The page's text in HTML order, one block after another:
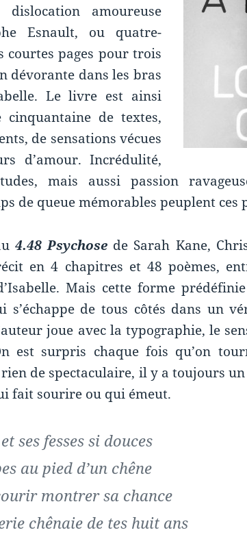
amoureuse
Esnault, ou quatre-
courtes pages pour trois
dévorante dans les bras
Le livre est ainsi
cinquantaine de textes,
de sensations vécues
d’amour. Incrédulité,
mais aussi passion
de queue mémorables peuplent ces
4.48 Psychose de Sarah Kane,
en 4 chapitres et 48 poèmes,
Mais cette forme
s’échappe de tous côtés dans un
joue avec la typographie, le
est surpris chaque fois qu’on
rien de spectaculaire, il y a toujours
fait sourire ou qui émeut.
ses fesses si douces
au pied d’un chêne
montrer sa chance
chênaie de tes huit ans